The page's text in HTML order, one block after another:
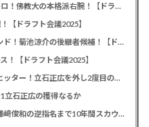
カープドラ5赤木晴哉！191cm最速153キロ！佛教大の本格派右腕！【ドラフト会議2025】
【ドラフト会議2025】
カープドラ3勝田成！近畿大163cmセカンド！菊池涼介の後継者候補！【ドラフト会議2025】
！【ドラフト会議2025】
カープドラ1平川蓮！187cmのスイッチヒッター！立石正広を外し2度目の重複も新井監督がクジを引き当てる！【ドラフト会議2025】
立石正広の獲得なるか
緒方孝市カープドラ3指名で青学出禁！澤﨑俊和の逆指名まで10年間スカウト出禁